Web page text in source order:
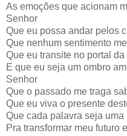
As emoções que acionam
Senhor
Que eu possa andar pelos
Que nenhum sentimento
Que eu transite no portal
E que eu seja um ombro
Senhor
Que o passado me traga
Que eu viva o presente
Que cada palavra seja uma
Pra transformar meu futuro